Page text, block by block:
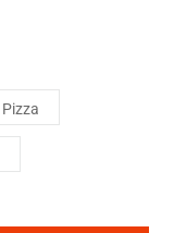
Pizza